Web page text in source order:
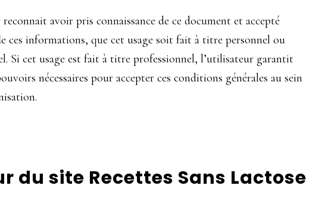
avoir pris connaissance de ce document et accepté
ces informations, que cet usage soit fait à titre personnel ou
Si cet usage est fait à titre professionnel, l’utilisateur garantit
nécessaires pour accepter ces conditions générales au sein
du site Recettes Sans Lactose